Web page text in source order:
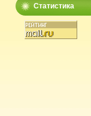
Статистика